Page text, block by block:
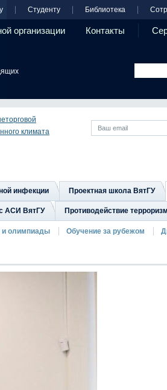
Студенту Библиотека
организации Контакты
климата
инфекции Проектная школа ВятГУ
АСИ ВятГУ Противодействие
и олимпиады Обучение за рубежом